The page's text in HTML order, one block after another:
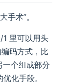
手术”。
1 里可以用头
码方式，比
个组成部分
化手段。